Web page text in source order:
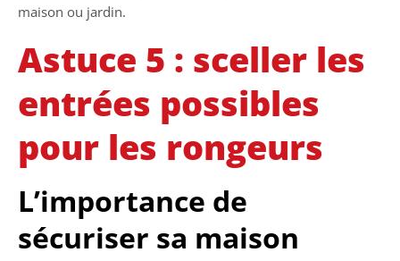
maison ou jardin.
Astuce 5 : sceller les
entrées possibles
pour les rongeurs
L’importance de
sécuriser sa maison